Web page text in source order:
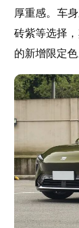
厚重感。车
砖紫等选择
的新增限定色